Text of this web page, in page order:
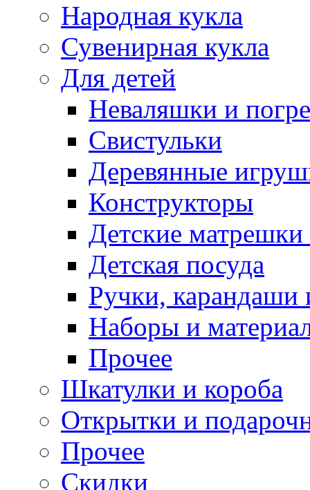
Народная кукла
Сувенирная кукла
Для детей
Неваляшки и
Свистульки
Деревянные
Конструкторы
Детские
Детская посуда
Ручки,
Наборы и
Прочее
Шкатулки и короба
Открытки и
Прочее
Скидки